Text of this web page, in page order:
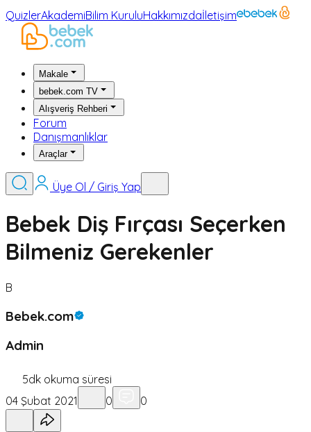
QuizlerAkademiBilim KuruluHakkımızdaİletişim
Makale
bebek.com TV
Alışveriş Rehberi
Forum
Danışmanlıklar
Araçlar
Üye Ol / Giriş Yap
Bebek Diş Fırçası Seçerken
Bilmeniz Gerekenler
B
Bebek.com
Admin
5dk okuma süresi
04 Şubat 2021
0 0